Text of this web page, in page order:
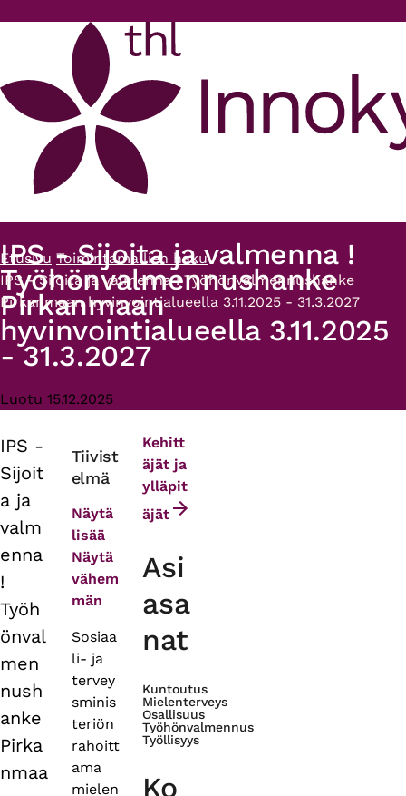
Murupolku
Etusivu Toimintamallien haku
IPS - Sijoita ja valmenna ! Työhönvalmennushanke
Pirkanmaan hyvinvointialueella 3.11.2025 - 31.3.2027
IPS - Sijoita ja valmenna !
Työhönvalmennushanke
Pirkanmaan
hyvinvointialueella 3.11.2025
- 31.3.2027
Luotu 15.12.2025
Primary
tabs
IPS -
Sijoit
a ja
valm
enna
!
Työh
önval
men
nush
anke
Pirka
nmaa
Tiivist
elmä
Näytä
lisää
Näytä
vähem
män
Sosiaa
li- ja
tervey
sminis
teriön
rahoitt
ama
mielen
Kehitt
äjät ja
ylläpit
äjät
Asi
asa
nat
Kuntoutus
Mielenterveys
Osallisuus
Työhönvalmennus
Työllisyys
Ko